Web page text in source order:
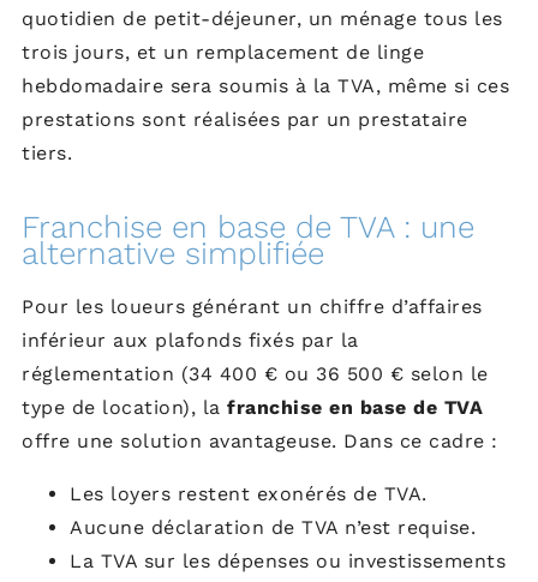
quotidien de petit-déjeuner, un ménage tous les
trois jours, et un remplacement de linge
hebdomadaire sera soumis à la TVA, même si ces
prestations sont réalisées par un prestataire
tiers.
Franchise en base de TVA : une
alternative simplifiée
Pour les loueurs générant un chiffre d’affaires
inférieur aux plafonds fixés par la
réglementation (34 400 € ou 36 500 € selon le
type de location), la franchise en base de TVA
offre une solution avantageuse. Dans ce cadre :
Les loyers restent exonérés de TVA.
Aucune déclaration de TVA n’est requise.
La TVA sur les dépenses ou investissements